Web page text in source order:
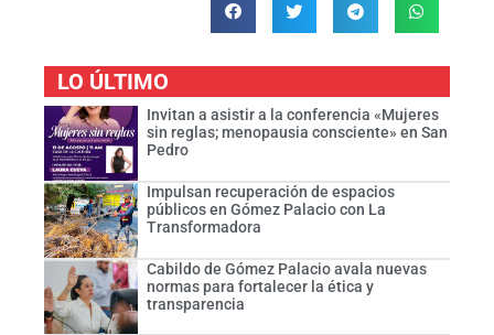
LO ÚLTIMO
Invitan a asistir a la conferencia «Mujeres
sin reglas; menopausia consciente» en San
Pedro
Impulsan recuperación de espacios
públicos en Gómez Palacio con La
Transformadora
Cabildo de Gómez Palacio avala nuevas
normas para fortalecer la ética y
transparencia